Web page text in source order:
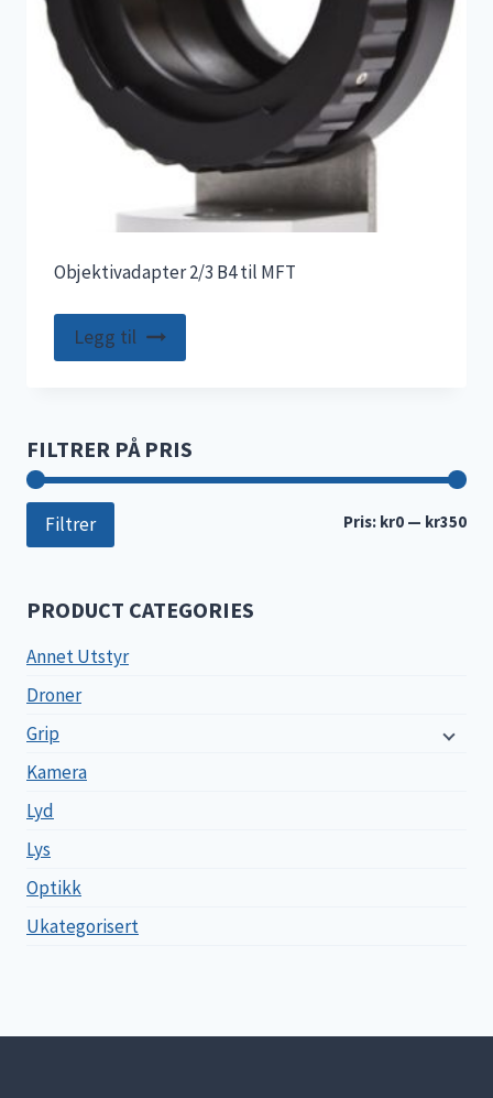
Objektivadapter 2/3 B4 til MFT
Legg til
FILTRER PÅ PRIS
Filtrer Pris: kr0 — kr350
PRODUCT CATEGORIES
Annet Utstyr
Droner
Grip
Kamera
Lyd
Lys
Optikk
Ukategorisert